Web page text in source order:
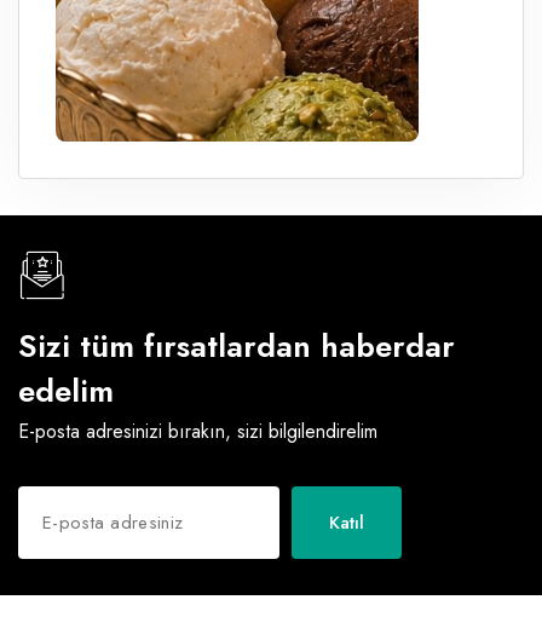
Sizi tüm fırsatlardan haberdar
edelim
E-posta adresinizi bırakın, sizi bilgilendirelim
Katıl